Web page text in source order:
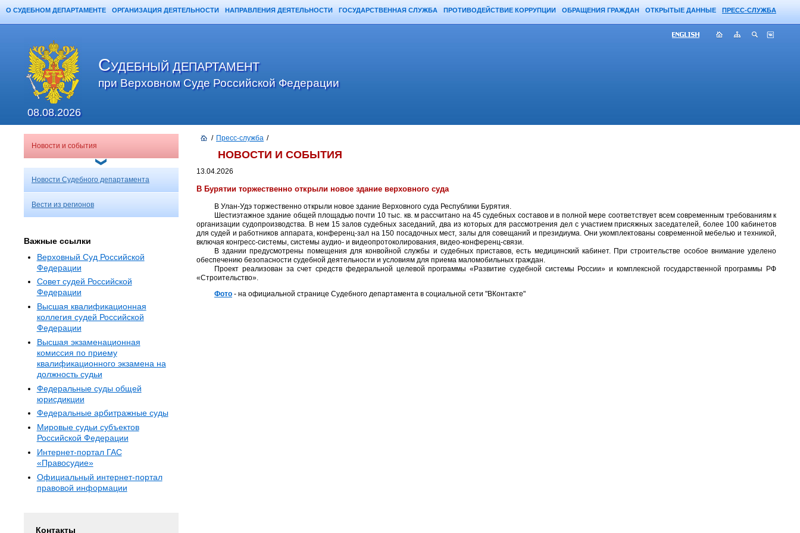
О СУДЕБНОМ ДЕПАРТАМЕНТЕ ОРГАНИЗАЦИЯ ДЕЯТЕЛЬНОСТИ НАПРАВЛЕНИЯ ДЕЯТЕЛЬНОСТИ ГОСУДАРСТВЕННАЯ СЛУЖБА ПРОТИВОДЕЙСТВИЕ КОРРУПЦИИ ОБРАЩЕНИЯ ГРАЖДАН ОТКРЫТЫЕ ДАННЫЕ ПРЕСС-СЛУЖБА
/ Пресс-служба /
НОВОСТИ И СОБЫТИЯ
13.04.2026
В Бурятии торжественно открыли новое здание верховного суда
В Улан-Удэ торжественно открыли новое здание Верховного суда Республики Бурятия.
Шестиэтажное здание общей площадью почти 10 тыс. кв. м рассчитано на 45 судебных составов и в полной мере соответствует всем современным требованиям к
организации судопроизводства. В нем 15 залов судебных заседаний, два из которых для рассмотрения дел с участием присяжных заседателей, более 100 кабинетов
для судей и работников аппарата, конференц-зал на 150 посадочных мест, залы для совещаний и президиума. Они укомплектованы современной мебелью и техникой,
включая конгресс-системы, системы аудио- и видеопротоколирования, видео-конференц-связи.
В здании предусмотрены помещения для конвойной службы и судебных приставов, есть медицинский кабинет. При строительстве особое внимание уделено
обеспечению безопасности судебной деятельности и условиям для приема маломобильных граждан.
Проект реализован за счет средств федеральной целевой программы «Развитие судебной системы России» и комплексной государственной программы РФ
«Строительство».
Фото - на официальной странице Судебного департамента в социальной сети "ВКонтакте"
Новости и события
Новости Судебного департамента
Вести из регионов
Важные ссылки
Верховный Суд Российской
Федерации
Совет судей Российской
Федерации
Высшая квалификационная
коллегия судей Российской
Федерации
Высшая экзаменационная
комиссия по приему
квалификационного экзамена на
должность судьи
Федеральные суды общей
юрисдикции
Федеральные арбитражные суды
Мировые судьи субъектов
Российской Федерации
Интернет-портал ГАС
«Правосудие»
Официальный интернет-портал
правовой информации
Контакты
СУДЕБНЫЙ ДЕПАРТАМЕНТ
при Верховном Суде Российской Федерации
08.08.2026